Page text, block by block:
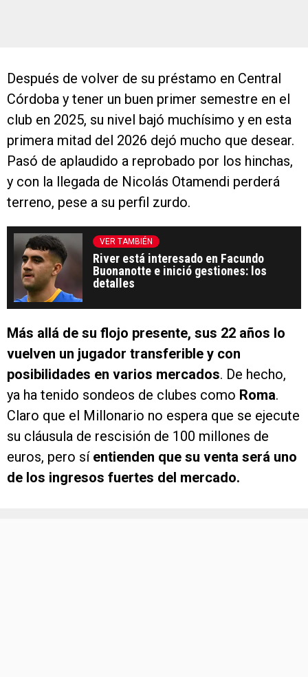
Después de volver de su préstamo en Central
Córdoba y tener un buen primer semestre en el
club en 2025, su nivel bajó muchísimo y en esta
primera mitad del 2026 dejó mucho que desear.
Pasó de aplaudido a reprobado por los hinchas,
y con la llegada de Nicolás Otamendi perderá
terreno, pese a su perfil zurdo.
VER TAMBIÉN
River está interesado en Facundo
Buonanotte e inició gestiones: los
detalles
Más allá de su flojo presente, sus 22 años lo
vuelven un jugador transferible y con
posibilidades en varios mercados. De hecho,
ya ha tenido sondeos de clubes como Roma.
Claro que el Millonario no espera que se ejecute
su cláusula de rescisión de 100 millones de
euros, pero sí entienden que su venta será uno
de los ingresos fuertes del mercado.